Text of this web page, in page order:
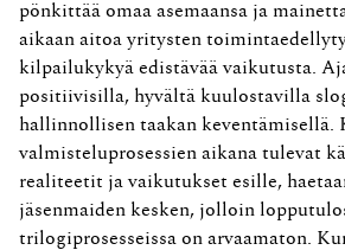
pönkittää omaa asemaansa ja
aikaan aitoa yritysten
kilpailukykyä edistävää vaikutusta.
positiivisilla, hyvältä kuulostavilla
hallinnollisen taakan keventämisellä.
valmisteluprosessien aikana tulevat
realiteetit ja vaikutukset esille,
jäsenmaiden kesken, jolloin
trilogiprosesseissa on arvaamaton.